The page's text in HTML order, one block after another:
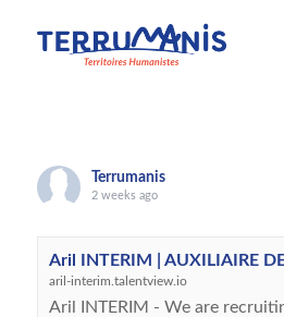
Terrumanis
2 weeks ago
Aril INTERIM | AUXILIAIRE
aril-interim.talentview.io
Aril INTERIM - We are